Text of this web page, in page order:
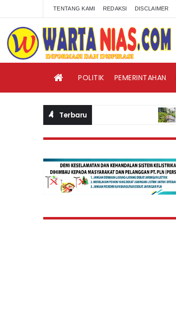
TENTANG KAMI REDAKSI DISCLAIMER
POLITIK PEMERINTAHAN
Terbaru BERITA